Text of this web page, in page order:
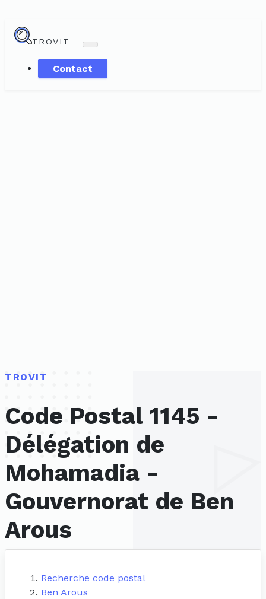
TROVIT
Contact
TROVIT
Code Postal 1145 -
Délégation de
Mohamadia -
Gouvernorat de Ben
Arous
Recherche code postal
Ben Arous